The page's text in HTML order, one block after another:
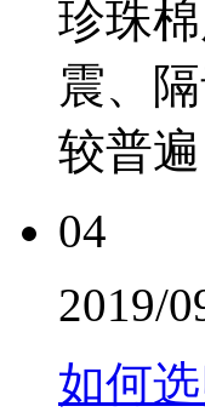
珍珠
震、
较普
04
2019/
如何